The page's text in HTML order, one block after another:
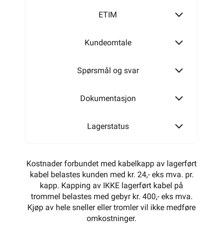
ETIM
Kundeomtale
Spørsmål og svar
Dokumentasjon
Lagerstatus
Kostnader forbundet med kabelkapp av lagerført
kabel belastes kunden med kr. 24,- eks mva. pr.
kapp. Kapping av IKKE lagerført kabel på
trommel belastes med gebyr kr. 400,- eks mva.
Kjøp av hele sneller eller tromler vil ikke medføre
omkostninger.